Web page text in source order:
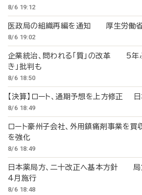
8/6 19:12
医政局の組織再編を通知 厚生労働
8/6 19:02
企業統治、問われる「質」の改革 5年
き」批判も
8/6 18:50
【決算】ロート、通期予想を上方修正
8/6 18:49
ロート豪州子会社、外用鎮痛剤事業を
を強化
8/6 18:49
日本薬局方、二十改正へ基本方針 局
4月施行
8/6 18:48